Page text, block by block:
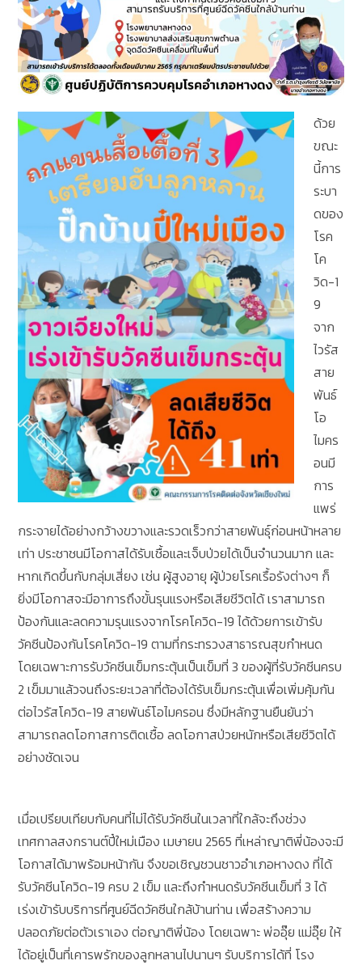
ด้วย
ขณะ
นี้การ
ระบา
ดของ
โรค
โค
วิด-1
9
จาก
ไวรัส
สาย
พันธ์
โอ
ไมคร
อนมี
การ
แพร่
กระจายได้อย่างกว้างขวางและรวดเร็วกว่าสายพันธุ์ก่อนหน้าหลาย
เท่า ประชาชนมีโอกาสได้รับเชื้อและเจ็บป่วยได้เป็นจำนวนมาก และ
หากเกิดขึ้นกับกลุ่มเสี่ยง เช่น ผู้สูงอายุ ผู้ป่วยโรคเรื้อรังต่างๆ ก็
ยิ่งมีโอกาสจะมีอาการถึงขั้นรุนแรงหรือเสียชีวิตได้ เราสามารถ
ป้องกันและลดความรุนแรงจากโรคโควิด-19 ได้ด้วยการเข้ารับ
วัคซีนป้องกันโรคโควิด-19 ตามที่กระทรวงสาธารณสุขกำหนด
โดยเฉพาะการรับวัคซีนเข็มกระตุ้นเป็นเข็มที่ 3 ของผู้ที่รับวัคซีนครบ
2 เข็มมาแล้วจนถึงระยะเวลาที่ต้องได้รับเข็มกระตุ้นเพื่อเพิ่มคุ้มกัน
ต่อไวรัสโควิด-19 สายพันธ์โอไมครอน ซึ่งมีหลักฐานยืนยันว่า
สามารถลดโอกาสการติดเชื้อ ลดโอกาสป่วยหนักหรือเสียชีวิตได้
อย่างชัดเจน
เมื่อเปรียบเทียบกับคนที่ไม่ได้รับวัคซีนในเวลาที่ใกล้จะถึงช่วง
เทศกาลสงกรานต์ปี๋ใหม่เมือง เมษายน 2565 ที่เหล่าญาติพี่น้องจะมี
โอกาสได้มาพร้อมหน้ากัน จึงขอเชิญชวนชาวอำเภอหางดง ที่ได้
รับวัคซีนโควิด-19 ครบ 2 เข็ม และถึงกำหนดรับวัคซีนเข็มที่ 3 ได้
เร่งเข้ารับบริการที่ศูนย์ฉีดวัคซีนใกล้บ้านท่าน เพื่อสร้างความ
ปลอดภัยต่อตัวเราเอง ต่อญาติพี่น้อง โดยเฉพาะ พ่ออุ๊ย แม่อุ๊ย ให้
ได้อยู่เป็นที่เคารพรักของลูกหลานไปนานๆ รับบริการได้ที่ โรง